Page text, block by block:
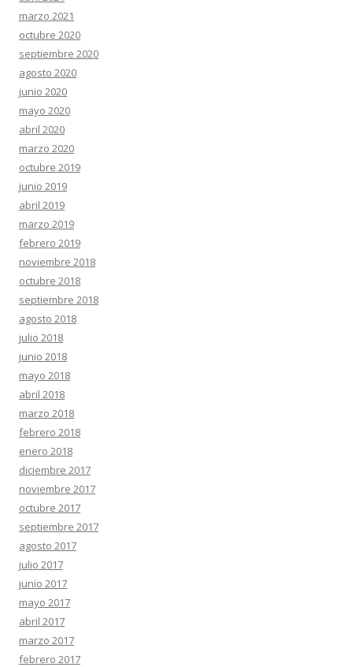
marzo 2021
octubre 2020
septiembre 2020
agosto 2020
junio 2020
mayo 2020
abril 2020
marzo 2020
octubre 2019
junio 2019
abril 2019
marzo 2019
febrero 2019
noviembre 2018
octubre 2018
septiembre 2018
agosto 2018
julio 2018
junio 2018
mayo 2018
abril 2018
marzo 2018
febrero 2018
enero 2018
diciembre 2017
noviembre 2017
octubre 2017
septiembre 2017
agosto 2017
julio 2017
junio 2017
mayo 2017
abril 2017
marzo 2017
febrero 2017